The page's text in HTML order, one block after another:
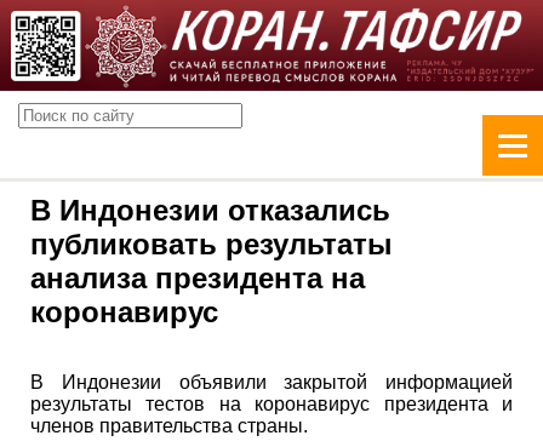
В Индонезии отказались
публиковать результаты
анализа президента на
коронавирус
В Индонезии объявили закрытой информацией
результаты тестов на коронавирус президента и
членов правительства страны.